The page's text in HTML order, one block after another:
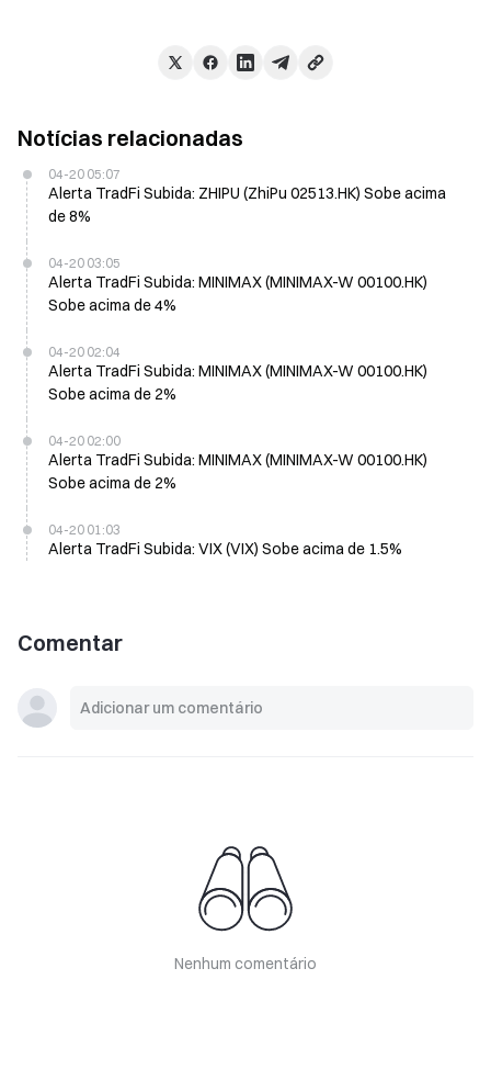
Notícias relacionadas
04-20 05:07
Alerta TradFi Subida: ZHIPU (ZhiPu 02513.HK) Sobe acima
de 8%
04-20 03:05
Alerta TradFi Subida: MINIMAX (MINIMAX-W 00100.HK)
Sobe acima de 4%
04-20 02:04
Alerta TradFi Subida: MINIMAX (MINIMAX-W 00100.HK)
Sobe acima de 2%
04-20 02:00
Alerta TradFi Subida: MINIMAX (MINIMAX-W 00100.HK)
Sobe acima de 2%
04-20 01:03
Alerta TradFi Subida: VIX (VIX) Sobe acima de 1.5%
Comentar
Nenhum comentário